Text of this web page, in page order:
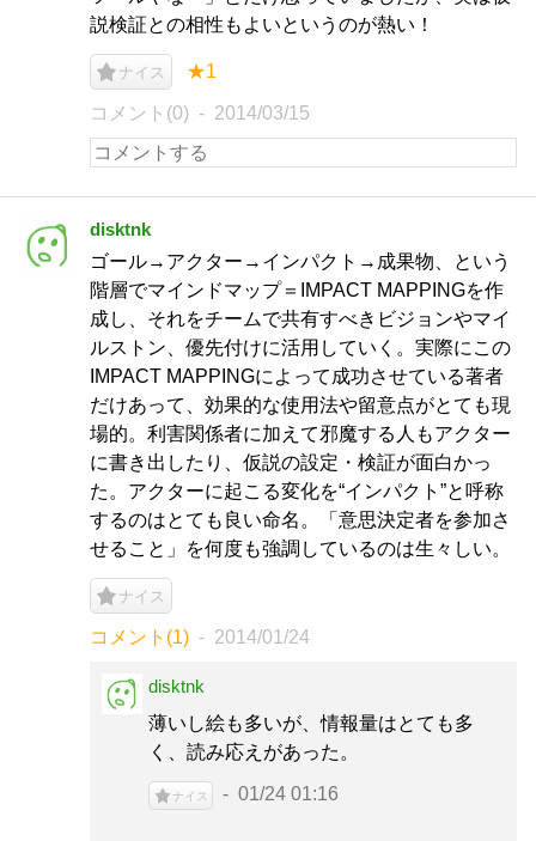
説検証との相性もよいというのが熱い！
ナイス ★1
コメント(0) 2014/03/15
disktnk
ゴール→アクター→インパクト→成果物、という
階層でマインドマップ＝IMPACT MAPPINGを作
成し、それをチームで共有すべきビジョンやマイ
ルストン、優先付けに活用していく。実際にこの
IMPACT MAPPINGによって成功させている著者
だけあって、効果的な使用法や留意点がとても現
場的。利害関係者に加えて邪魔する人もアクター
に書き出したり、仮説の設定・検証が面白かっ
た。アクターに起こる変化を“インパクト”と呼称
するのはとても良い命名。「意思決定者を参加さ
せること」を何度も強調しているのは生々しい。
ナイス
コメント(1) 2014/01/24
disktnk
薄いし絵も多いが、情報量はとても多
く、読み応えがあった。
ナイス 01/24 01:16